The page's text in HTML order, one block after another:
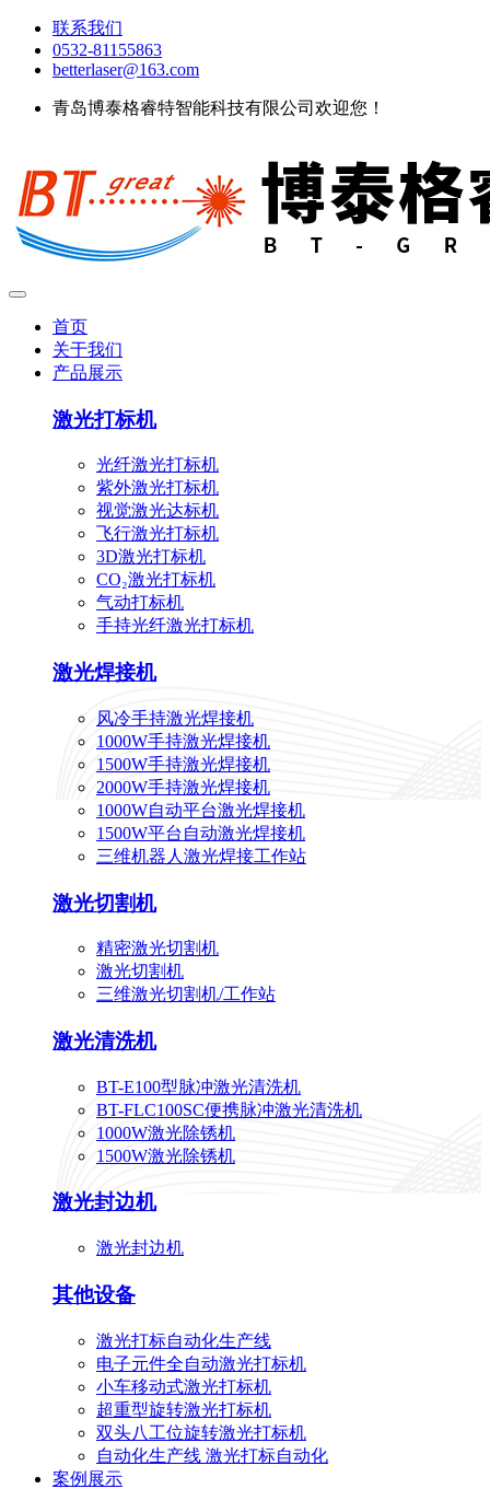
联系我们
0532-81155863
betterlaser@163.com
青岛博泰格睿特智能科技有限公司欢迎您！
首页
关于我们
产品展示
激光打标机
光纤激光打标机
紫外激光打标机
视觉激光达标机
飞行激光打标机
3D激光打标机
CO₂激光打标机
气动打标机
手持光纤激光打标机
激光焊接机
风冷手持激光焊接机
1000W手持激光焊接机
1500W手持激光焊接机
2000W手持激光焊接机
1000W自动平台激光焊接机
1500W平台自动激光焊接机
三维机器人激光焊接工作站
激光切割机
精密激光切割机
激光切割机
三维激光切割机/工作站
激光清洗机
BT-E100型脉冲激光清洗机
BT-FLC100SC便携脉冲激光清洗机
1000W激光除锈机
1500W激光除锈机
激光封边机
激光封边机
其他设备
激光打标自动化生产线
电子元件全自动激光打标机
小车移动式激光打标机
超重型旋转激光打标机
双头八工位旋转激光打标机
自动化生产线 激光打标自动化
案例展示